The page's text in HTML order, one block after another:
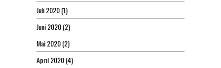
Juli 2020(1)
Juni 2020(2)
Mai 2020(2)
April 2020(4)